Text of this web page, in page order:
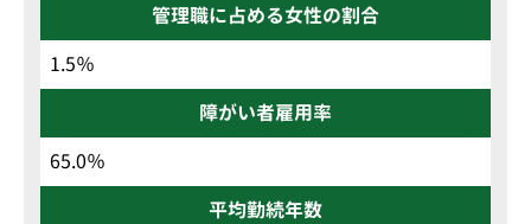
管理職に占める女性の割合
1.5％
障がい者雇用率
65.0％
平均勤続年数